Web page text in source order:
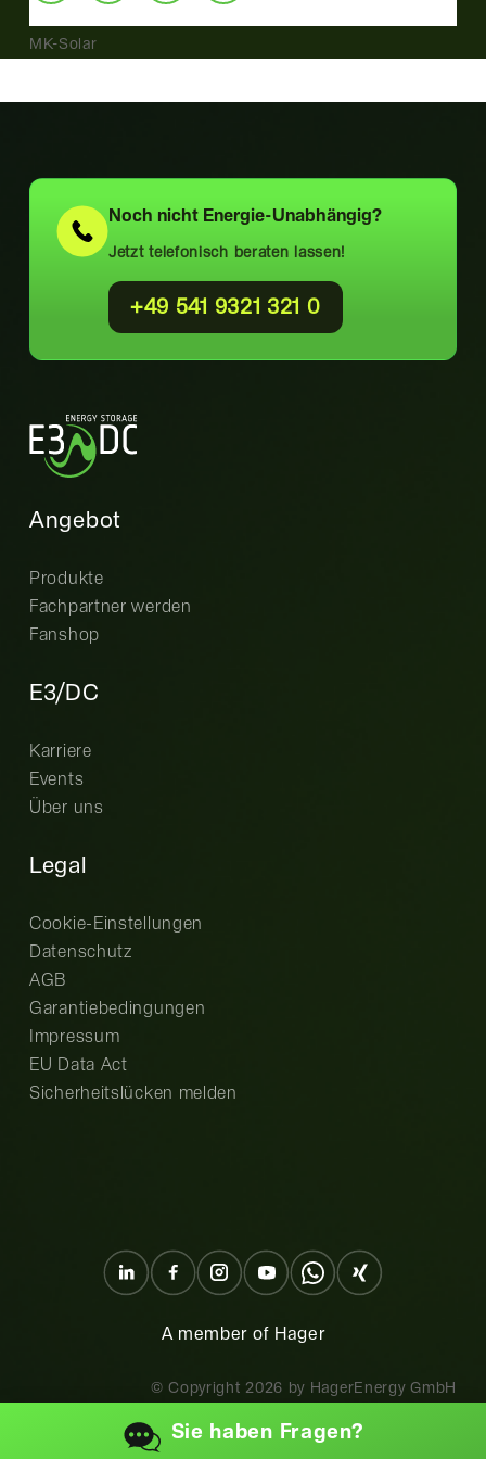
MK-Solar
Noch nicht Energie-Unabhängig?
Jetzt telefonisch beraten lassen!
+49 541 9321 321 0
Angebot
Produkte
Fachpartner werden
Fanshop
E3/DC
Karriere
Events
Über uns
Legal
Cookie-Einstellungen
Datenschutz
AGB
Garantiebedingungen
Impressum
EU Data Act
Sicherheitslücken melden
A member of Hager
© Copyright 2026 by HagerEnergy GmbH
Sie haben Fragen?